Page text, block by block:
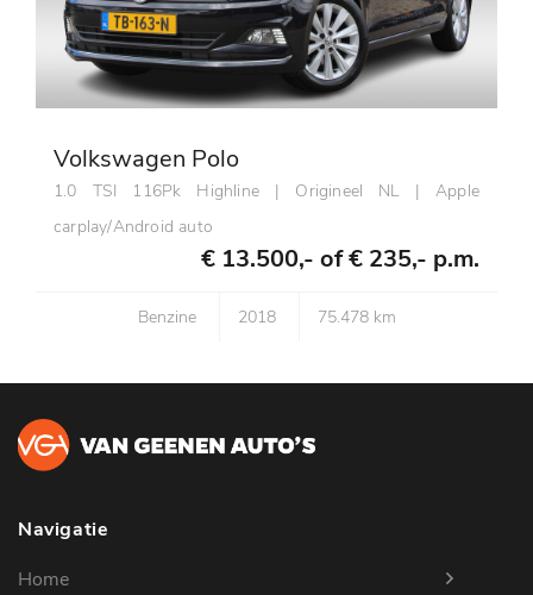
Volkswagen Polo
1.0 TSI 116Pk Highline | Origineel NL | Apple
carplay/Android auto
€ 13.500,- of€ 235,- p.m.
Benzine 2018 75.478 km
Navigatie
Home